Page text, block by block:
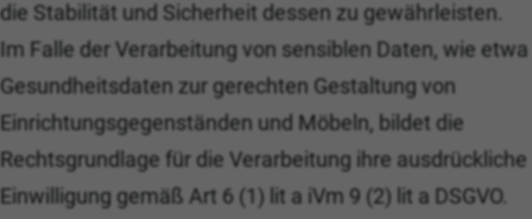
die Stabilität und Sicherheit dessen zu gewährleisten.
Im Falle der Verarbeitung von sensiblen Daten, wie etwa
Gesundheitsdaten zur gerechten Gestaltung von
Einrichtungsgegenständen und Möbeln, bildet die
Rechtsgrundlage für die Verarbeitung ihre ausdrückliche
Einwilligung gemäß Art 6 (1) lit a iVm 9 (2) lit a DSGVO.